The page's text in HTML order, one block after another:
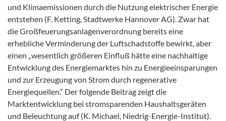
und Klimaemissionen durch die Nutzung elektrischer Energie
entstehen (F. Ketting, Stadtwerke Hannover AG). Zwar hat
die Großfeuerungsanlagenverordnung bereits eine
erhebliche Verminderung der Luftschadstoffe bewirkt, aber
einen „wesentlich größeren Einfluß hätte eine nachhaltige
Entwicklung des Energiemarktes hin zu Energieeinsparungen
und zur Erzeugung von Strom durch regenerative
Energiequellen.“ Der folgende Beitrag zeigt die
Marktentwicklung bei stromsparenden Haushaltsgeräten
und Beleuchtung auf (K. Michael, Niedrig-Energie-Institut).